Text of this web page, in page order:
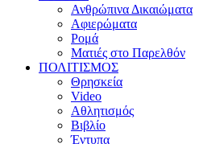
Ανθρώπινα Δικαιώματα
Αφιερώματα
Ρομά
Ματιές στο Παρελθόν
ΠΟΛΙΤΙΣΜΟΣ
Θρησκεία
Video
Αθλητισμός
Βιβλίο
Έντυπα